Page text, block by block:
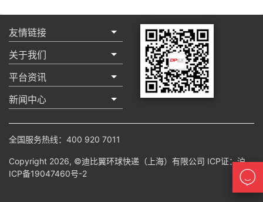
友情链接
关于我们
平台资讯
新闻中心
全国服务热线：400 920 7011
Copyright 2026, ©迪比翼环球快递（上海）有限公司 ICP证：沪
ICP备19047460号-2